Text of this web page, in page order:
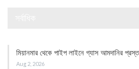
মিয়ানমার থেকে পাইপ লাইনে গ্যাস আমদানির
Aug 2, 2026